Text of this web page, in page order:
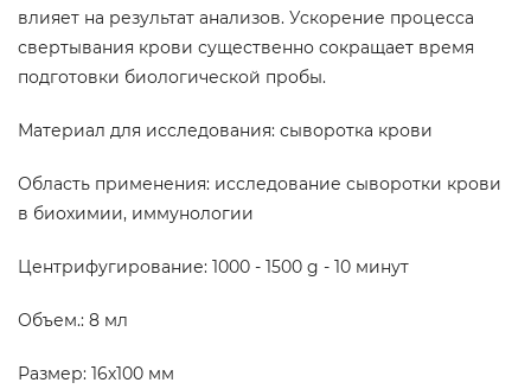
влияет на результат анализов. Ускорение процесса
свертывания крови существенно сокращает время
подготовки биологической пробы.
Материал для исследования: сыворотка крови
Область применения: исследование сыворотки крови
в биохимии, иммунологии
Центрифугирование: 1000 - 1500 g - 10 минут
Объем.: 8 мл
Размер: 16х100 мм